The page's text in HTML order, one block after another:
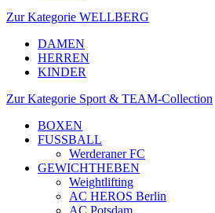
Zur Kategorie WELLBERG
DAMEN
HERREN
KINDER
Zur Kategorie Sport & TEAM-Collection
BOXEN
FUSSBALL
Werderaner FC
GEWICHTHEBEN
Weightlifting
AC HEROS Berlin
AC Potsdam